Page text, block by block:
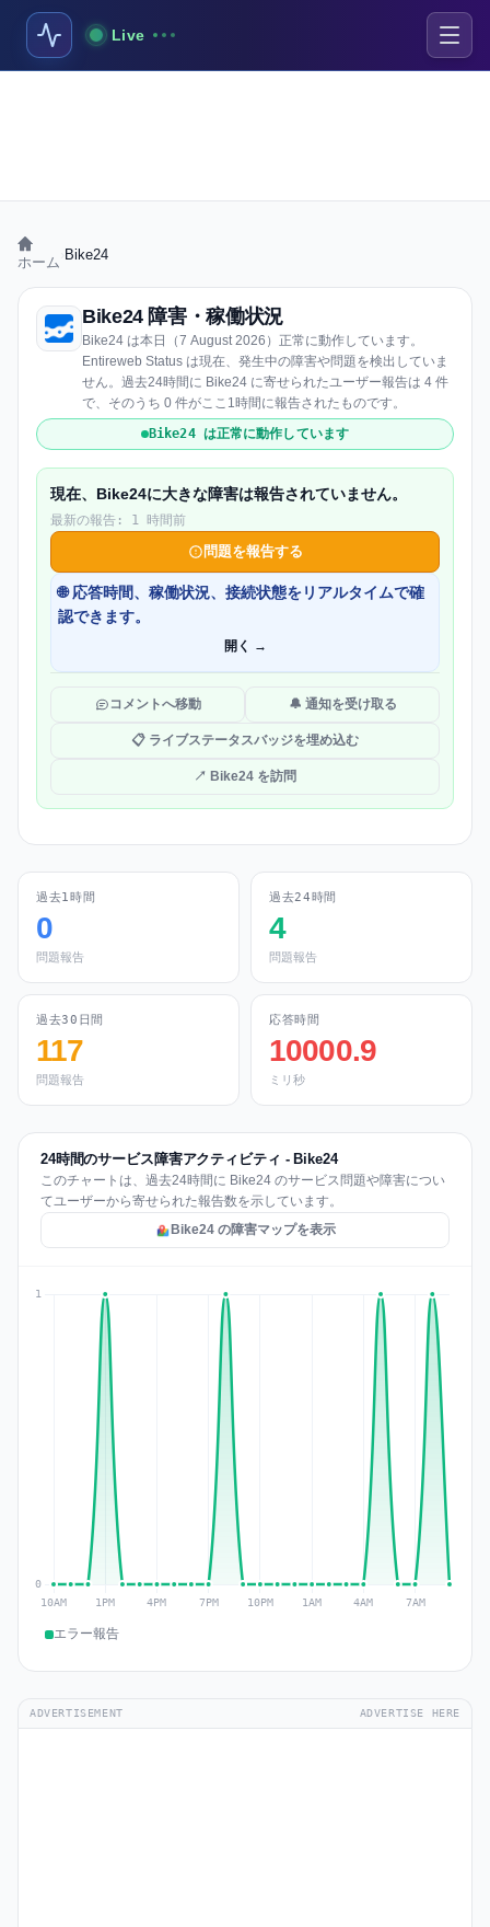
Live
ホーム Bike24
Bike24 障害・稼働状況
Bike24 は本日（7 August 2026）正常に動作しています。
Entireweb Status は現在、発生中の障害や問題を検出していま
せん。過去24時間に Bike24 に寄せられたユーザー報告は 4 件
で、そのうち 0 件がここ1時間に報告されたものです。
Bike24 は正常に動作しています
現在、Bike24に大きな障害は報告されていません。
最新の報告: 1 時間前
問題を報告する
🌐 応答時間、稼働状況、接続状態をリアルタイムで確
認できます。
開く →
コメントへ移動 🔔 通知を受け取る
📋 ライブステータスバッジを埋め込む
↗ Bike24 を訪問
過去1時間
0
問題報告
過去24時間
4
問題報告
過去30日間
117
問題報告
応答時間
10000.9
ミリ秒
24時間のサービス障害アクティビティ - Bike24
このチャートは、過去24時間に Bike24 のサービス問題や障害につい
てユーザーから寄せられた報告数を示しています。
Bike24 の障害マップを表示
エラー報告
ADVERTISEMENT ADVERTISE HERE